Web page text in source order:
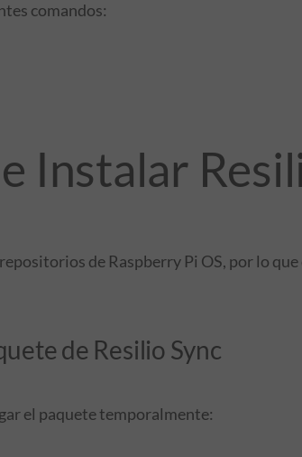
comandos:
Instalar
de Raspberry Pi OS, por lo
de Resilio Sync
el paquete temporalmente: